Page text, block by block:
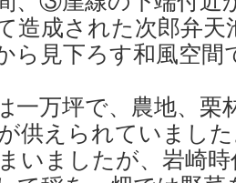
造成された次郎弁天
ら見下ろす和風空
一万坪で、農地、栗
供えられていまし
いましたが、岩崎